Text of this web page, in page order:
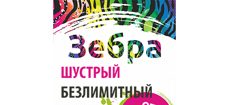
Торговля
Популярное →